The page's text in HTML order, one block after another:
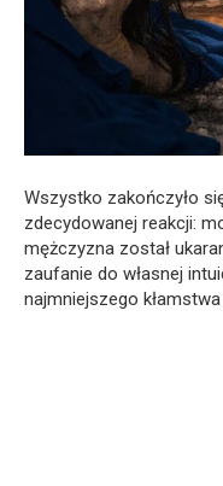
Wszystko zakończyło
zdecydowanej reakcji:
mężczyzna został
zaufanie do własnej
najmniejszego